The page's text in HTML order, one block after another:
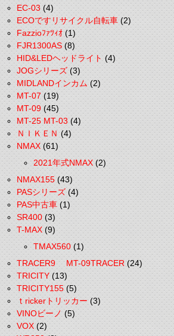
EC-03(4)
ECOですリサイクル自転車(2)
Fazzioﾌｧﾂｨｵ(1)
FJR1300AS(8)
HID&LEDヘッドライト(4)
JOGシリーズ(3)
MIDLANDインカム(2)
MT-07(19)
MT-09(45)
MT-25 MT-03(4)
ＮＩＫＥＮ(4)
NMAX(61)
2021年式NMAX(2)
NMAX155(43)
PASシリーズ(4)
PAS中古車(1)
SR400(3)
T-MAX(9)
TMAX560(1)
TRACER9 MT-09TRACER(24)
TRICITY(13)
TRICITY155(5)
ｔrickerトリッカー(3)
VINOビーノ(5)
VOX(2)